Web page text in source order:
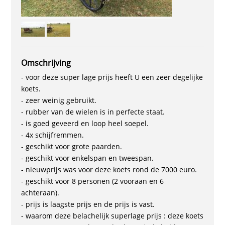
Omschrijving
- voor deze super lage prijs heeft U een zeer degelijke
koets.
- zeer weinig gebruikt.
- rubber van de wielen is in perfecte staat.
- is goed geveerd en loop heel soepel.
- 4x schijfremmen.
- geschikt voor grote paarden.
- geschikt voor enkelspan en tweespan.
- nieuwprijs was voor deze koets rond de 7000 euro.
- geschikt voor 8 personen (2 vooraan en 6
achteraan).
- prijs is laagste prijs en de prijs is vast.
- waarom deze belachelijk superlage prijs : deze koets